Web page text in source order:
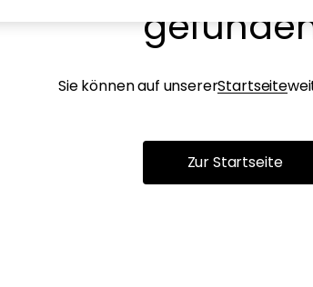
Sie können auf unsererStartseite
Zur Startseite